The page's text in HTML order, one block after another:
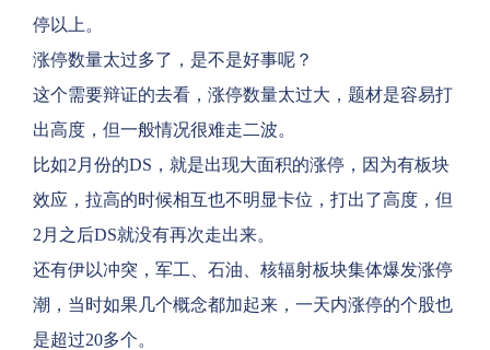
停以上。
涨停数量太过多了，是不是好事呢？
这个需要辩证的去看，涨停数量太过大，题材是容易打
出高度，但一般情况很难走二波。
比如2月份的DS，就是出现大面积的涨停，因为有板块
效应，拉高的时候相互也不明显卡位，打出了高度，但
2月之后DS就没有再次走出来。
还有伊以冲突，军工、石油、核辐射板块集体爆发涨停
潮，当时如果几个概念都加起来，一天内涨停的个股也
是超过20多个。